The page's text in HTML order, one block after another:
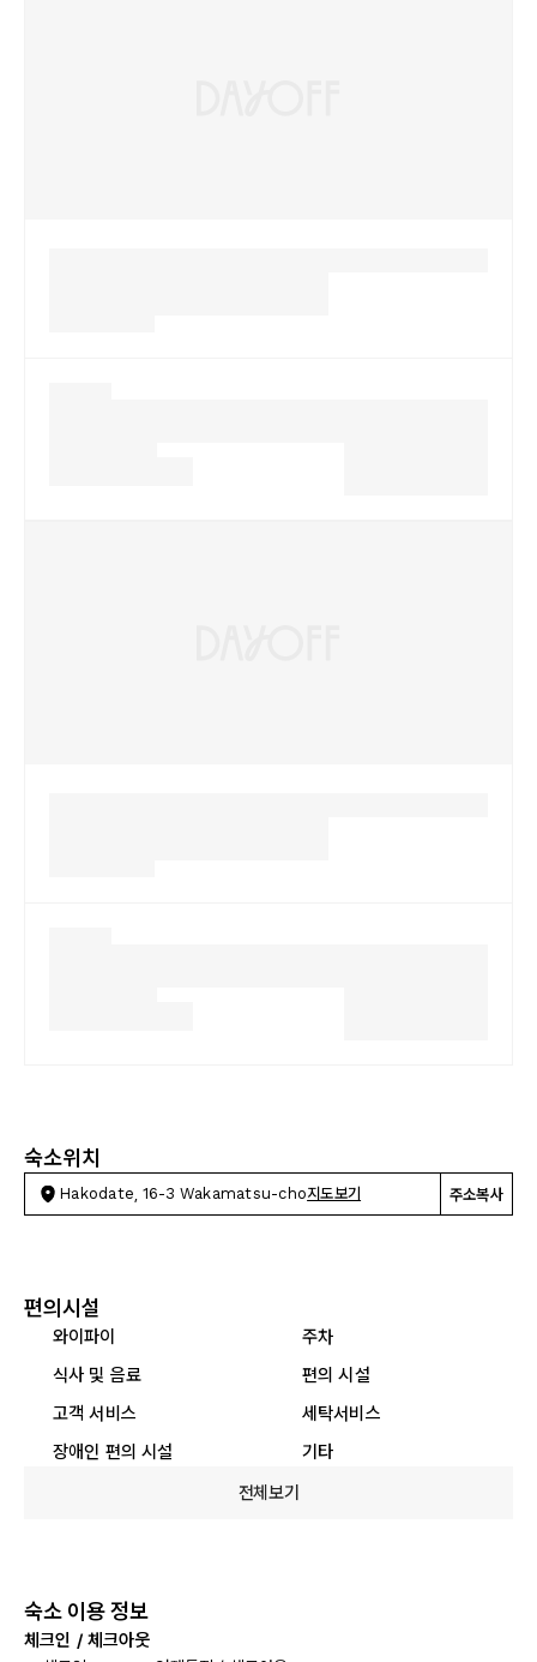
숙소위치
Hakodate, 16-3 Wakamatsu-cho지도보기 주소복사
편의시설
와이파이
주차
식사 및 음료
편의 시설
고객 서비스
세탁서비스
장애인 편의 시설
기타
전체보기
숙소 이용 정보
체크인 / 체크아웃